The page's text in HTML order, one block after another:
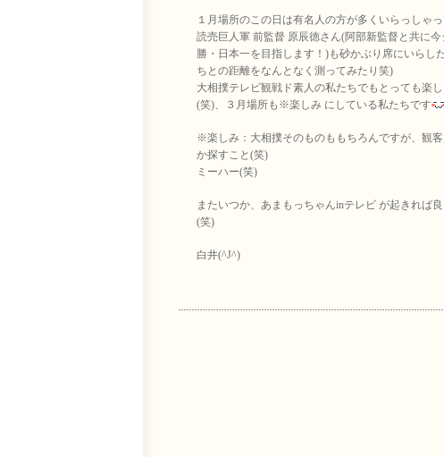
１月場所のこの日は有名人の方が多くいらっしゃ
読売巨人軍 前監督 原辰徳さん(阿部新監督と共に
勝・日本一を目指します！)も砂かぶり席にいらし
ちとの距離をなんとなく測ってみたり笑)
大相撲テレビ観戦ド素人の私たちでもとっても楽
(笑)、３月場所も※楽しみ にしている私たちです
※楽しみ：大相撲そのものももちろんですが、観
か探すこと(笑)
ミーハー(笑)
またいつか、あまもっちゃんinテレビ が起きれば良
(笑)
白井(^J^)